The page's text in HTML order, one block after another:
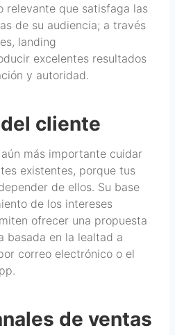
relevante que satisfaga las
de su audiencia; a través
landing
excelentes resultados
y autoridad.
cliente
más importante cuidar
existentes, porque tus
de ellos. Su base
de los intereses
ofrecer una propuesta
basada en la lealtad a
correo electrónico o el
de ventas